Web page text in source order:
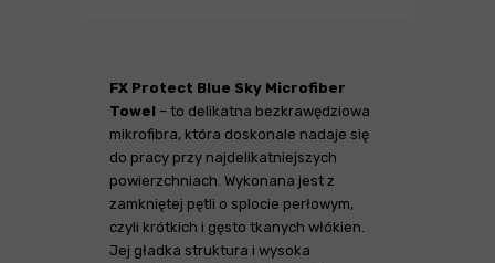
FX Protect Blue Sky Microfiber
Towel – to delikatna bezkrawędziowa
mikrofibra, która doskonale nadaje się
do pracy przy najdelikatniejszych
powierzchniach. Wykonana jest z
zamkniętej pętli o splocie perłowym,
czyli krótkich i gęsto tkanych włókien.
Jej gładka struktura i wysoka